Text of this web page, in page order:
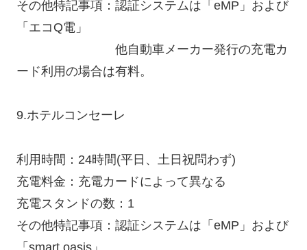
その他特記事項：認証システムは「eMP」および
「エコQ電」
他自動車メーカー発行の充電カ
ード利用の場合は有料。
9.ホテルコンセーレ
利用時間：24時間(平日、土日祝問わず)
充電料金：充電カードによって異なる
充電スタンドの数：1
その他特記事項：認証システムは「eMP」および
「smart oasis」